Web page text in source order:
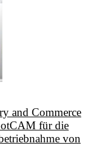
and Commerce
für die
von